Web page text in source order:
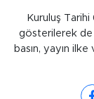
Kuruluş
gösterilerek de
basın, yayın